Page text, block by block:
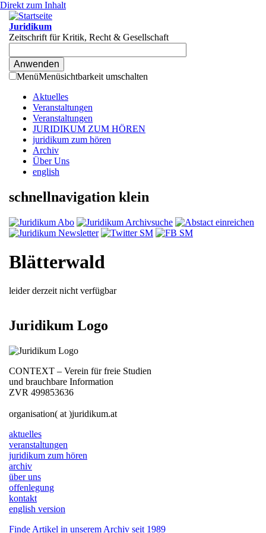
Direkt zum Inhalt
Juridikum
Zeitschrift für Kritik, Recht & Gesellschaft
MenüMenüsichtbarkeit umschalten
Aktuelles
Veranstaltungen
Veranstaltungen
JURIDIKUM ZUM HÖREN
juridikum zum hören
Archiv
Über Uns
english
schnellnavigation klein
Blätterwald
leider derzeit nicht verfügbar
Juridikum Logo
CONTEXT – Verein für freie Studien
und brauchbare Information
ZVR 499853636
organisation( at )juridikum.at
aktuelles
veranstaltungen
juridikum zum hören
archiv
über uns
offenlegung
kontakt
english version
Finde Artikel in unserem Archiv seit 1989